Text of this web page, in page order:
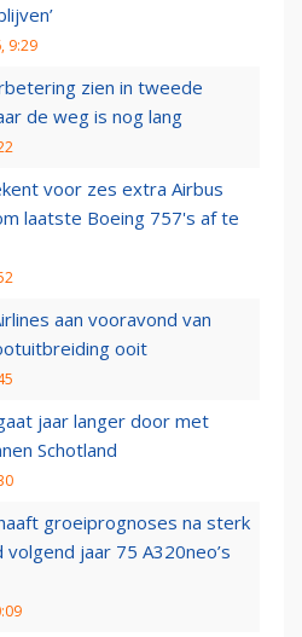
9:29
zien in tweede
de weg is nog lang
voor zes extra Airbus
laatste Boeing 757's af te
aan vooravond van
ooit
jaar langer door met
Schotland
groeiprognoses na sterk
volgend jaar 75 A320neo’s